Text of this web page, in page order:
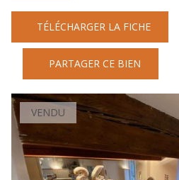
TÉLÉCHARGER LA FICHE
PARTAGER CE BIEN
VENDU